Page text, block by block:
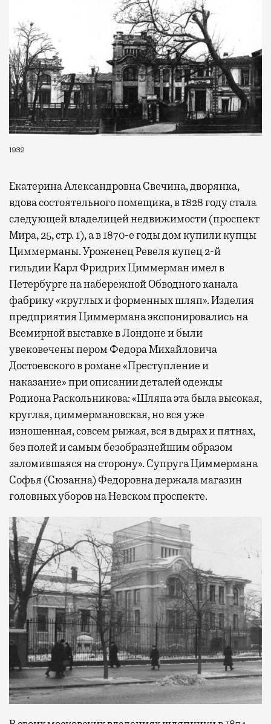
1932
Екатерина Александровна Свечина, дворянка,
вдова состоятельного помещика, в 1828 году стала
следующей владелицей недвижимости (проспект
Мира, 25, стр. 1), а в 1870-е годы дом купили купцы
Циммерманы. Уроженец Ревеля купец 2-й
гильдии Карл Фридрих Циммерман имел в
Петербурге на набережной Обводного канала
фабрику «круглых и форменных шляп». Изделия
предприятия Циммермана экспонировались на
Всемирной выставке в Лондоне и были
увековечены пером Федора Михайловича
Достоевского в романе «Преступление и
наказание» при описании деталей одежды
Родиона Раскольникова: «Шляпа эта была высокая,
круглая, циммермановская, но вся уже
изношенная, совсем рыжая, вся в дырах и пятнах,
без полей и самым безобразнейшим образом
заломившаяся на сторону». Супруга Циммермана
Софья (Сюзанна) Федоровна держала магазин
головных уборов на Невском проспекте.